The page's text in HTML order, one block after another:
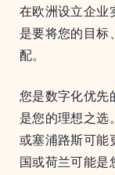
在欧洲设立企业
是要将您的目标
配。
您是数字化优先
是您的理想之选
或塞浦路斯可能
国或荷兰可能是